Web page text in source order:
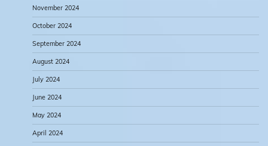
November 2024
October 2024
September 2024
August 2024
July 2024
June 2024
May 2024
April 2024